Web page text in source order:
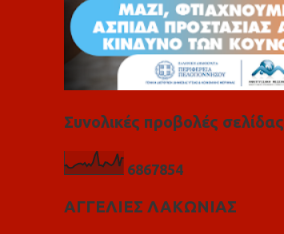
Συνολικές προβολές σελίδας
6867854
ΑΓΓΕΛΙΕΣ ΛΑΚΩΝΙΑΣ